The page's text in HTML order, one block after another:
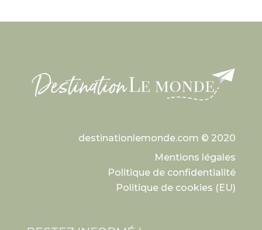
destinationlemonde.com © 2020
Mentions légales
Politique de confidentialité
Politique de cookies (EU)